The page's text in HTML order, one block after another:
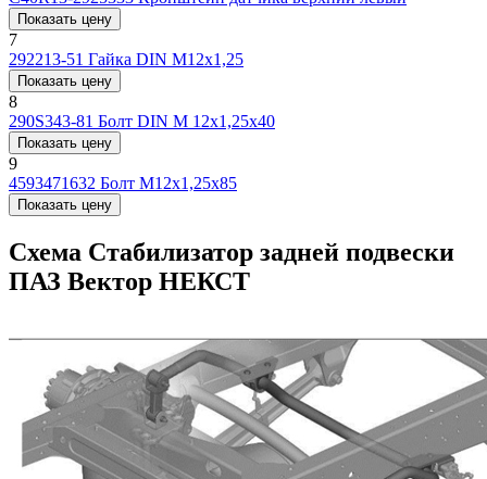
Показать цену
7
292213-51 Гайка DIN М12х1,25
Показать цену
8
290S343-81 Болт DIN М 12x1,25x40
Показать цену
9
4593471632 Болт М12x1,25x85
Показать цену
Схема Стабилизатор задней подвески
ПАЗ Вектор НЕКСТ